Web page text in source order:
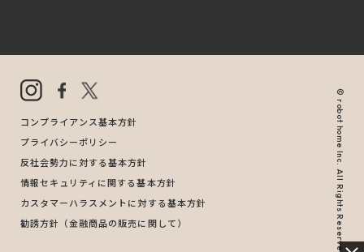
コンプライアンス基本方針
プライバシーポリシー
反社会勢力に対する基本方針
情報セキュリティに関する基本方針
カスタマーハラスメントに対する基本方針
勧誘方針（金融商品の販売に関して）
© robot home Inc. All Rights Reserved.